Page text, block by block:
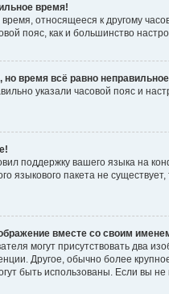
время!
относящееся к другому
пояс, как и большинство
время всё равно
указали часовой пояс и
поддержку вашего языка на
языкового пакета не
вместе со своим
могут присутствовать два
Другое, обычно более
быть использованы. Если вы